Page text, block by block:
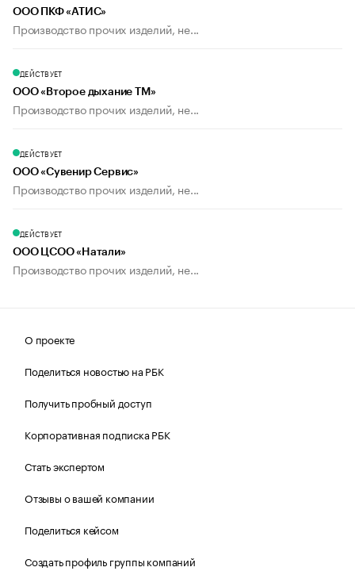
ООО ПКФ «АТИС»
Производство прочих изделий, не...
ДЕЙСТВУЕТ
ООО «Второе дыхание ТМ»
Производство прочих изделий, не...
ДЕЙСТВУЕТ
ООО «Сувенир Сервис»
Производство прочих изделий, не...
ДЕЙСТВУЕТ
ООО ЦСОО «Натали»
Производство прочих изделий, не...
О проекте
Поделиться новостью на РБК
Получить пробный доступ
Корпоративная подписка РБК
Стать экспертом
Отзывы о вашей компании
Поделиться кейсом
Создать профиль группы компаний